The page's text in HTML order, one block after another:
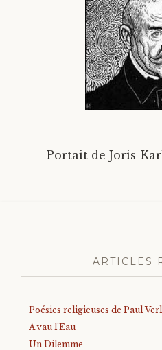
Langues étrangères
Portait de Joris-
ARTICLES
Poésies religieuses de Paul
A vau l’Eau
Un Dilemme